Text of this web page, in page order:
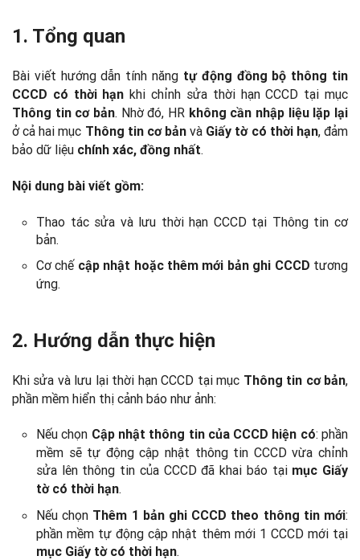
1. Tổng quan
Bài viết hướng dẫn tính năng tự động đồng bộ thông tin
CCCD có thời hạn khi chỉnh sửa thời hạn CCCD tại mục
Thông tin cơ bản. Nhờ đó, HR không cần nhập liệu lặp lại
ở cả hai mục Thông tin cơ bản và Giấy tờ có thời hạn, đảm
bảo dữ liệu chính xác, đồng nhất.
Nội dung bài viết gồm:
Thao tác sửa và lưu thời hạn CCCD tại Thông tin cơ
bản.
Cơ chế cập nhật hoặc thêm mới bản ghi CCCD tương
ứng.
2. Hướng dẫn thực hiện
Khi sửa và lưu lại thời hạn CCCD tại mục Thông tin cơ bản,
phần mềm hiển thị cảnh báo như ảnh:
Nếu chọn Cập nhật thông tin của CCCD hiện có: phần
mềm sẽ tự động cập nhật thông tin CCCD vừa chỉnh
sửa lên thông tin của CCCD đã khai báo tại mục Giấy
tờ có thời hạn.
Nếu chọn Thêm 1 bản ghi CCCD theo thông tin mới:
phần mềm tự động cập nhật thêm mới 1 CCCD mới tại
mục Giấy tờ có thời hạn.